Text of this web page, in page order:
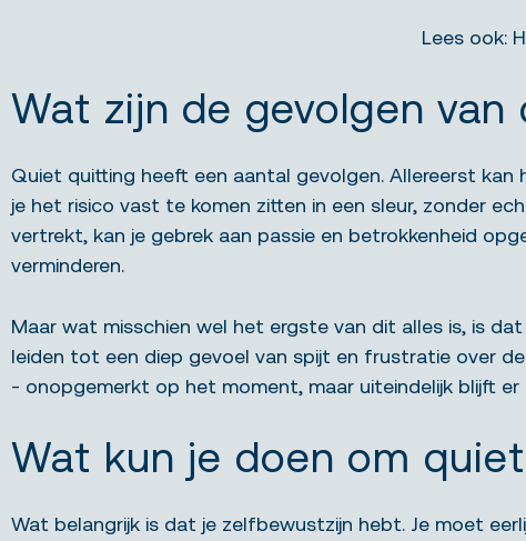
Lees ook:
Wat zijn de gevolgen van
Quiet quitting heeft een aantal gevolgen. Allereerst
je het risico vast te komen zitten in een sleur, zonder
vertrekt, kan je gebrek aan passie en betrokkenheid
verminderen.
Maar wat misschien wel het ergste van dit alles is, is
leiden tot een diep gevoel van spijt en frustratie over
- onopgemerkt op het moment, maar uiteindelijk blijft
Wat kun je doen om
Wat belangrijk is dat je zelfbewustzijn hebt. Je moet